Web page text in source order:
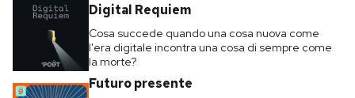
Digital Requiem
Cosa succede quando una cosa nuova come
l'era digitale incontra una cosa di sempre come
la morte?
Futuro presente